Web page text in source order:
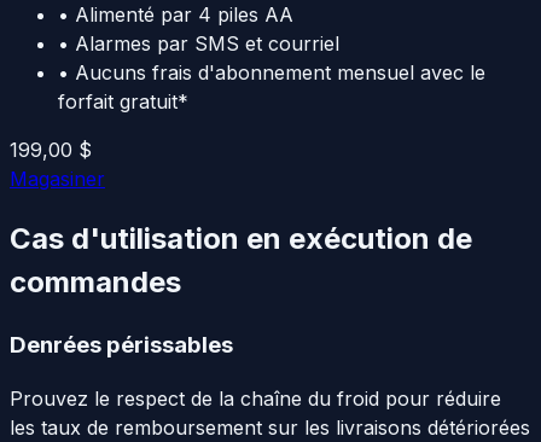
• Alimenté par 4 piles AA
• Alarmes par SMS et courriel
• Aucuns frais d'abonnement mensuel avec le
forfait gratuit*
199,00 $
Magasiner
Cas d'utilisation en exécution de
commandes
Denrées périssables
Prouvez le respect de la chaîne du froid pour réduire
les taux de remboursement sur les livraisons détériorées